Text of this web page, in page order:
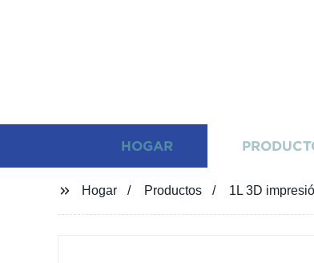
HOGAR
Hogar Productos 1L 3D